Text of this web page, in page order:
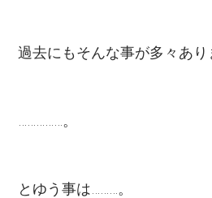
過去にもそんな事が多々あり
……………。
とゆう事は………。